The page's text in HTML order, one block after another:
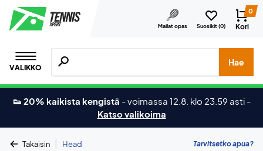
Mailat opas Suosikit (0)
0
Kori
VALIKKO
Hae tuotteita, merkkejä jne.
Hae
👟 20% kaikista kengistä -voimassa 12.8. klo 23.59 asti -
Katso valikoima
Takaisin | Head Tarvitsetko apua?